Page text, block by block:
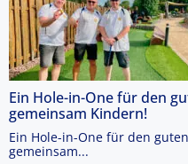
Ein Hole-in-One für den
gemeinsam Kindern!
Ein Hole-in-One für den
gemeinsam...